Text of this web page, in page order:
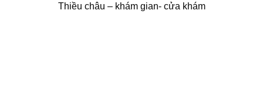
Thiều châu – khám gian- cửa khám